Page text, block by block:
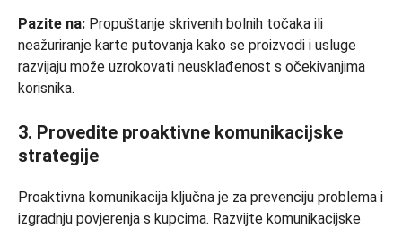
Pazite na: Propuštanje skrivenih bolnih točaka ili
neažuriranje karte putovanja kako se proizvodi i usluge
razvijaju može uzrokovati neusklađenost s očekivanjima
korisnika.
3. Provedite proaktivne komunikacijske
strategije
Proaktivna komunikacija ključna je za prevenciju problema i
izgradnju povjerenja s kupcima. Razvijte komunikacijske